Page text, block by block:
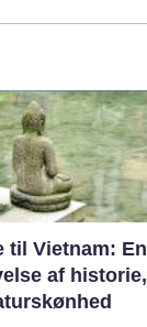
til Vietnam:
af